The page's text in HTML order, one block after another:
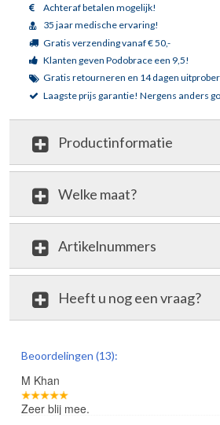
Achteraf betalen mogelijk!
35 jaar medische ervaring!
Gratis verzending vanaf € 50,-
Klanten geven Podobrace een 9,5!
Gratis retourneren en 14 dagen
Laagste prijs garantie! Nergens anders
Productinformatie
Welke maat?
Artikelnummers
Heeft u nog een vraag?
Beoordelingen (13):
M Khan
Zeer blij mee.